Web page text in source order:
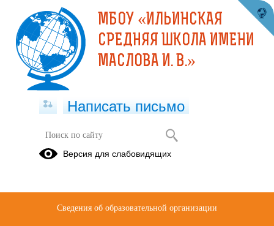
ОТКРЫТЫЕ ДАННЫЕ
МБОУ «ИЛЬИНСКАЯ
СРЕДНЯЯ ШКОЛА ИМЕНИ
МАСЛОВА И. В.»
Написать письмо
Версия для слабовидящих
Сведения об образовательной организации